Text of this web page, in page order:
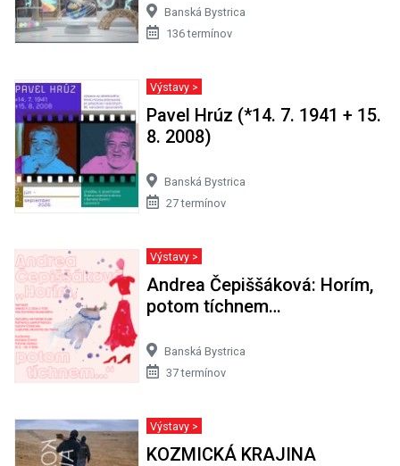
Banská Bystrica
136 termínov
Výstavy >
Pavel Hrúz (*14. 7. 1941 + 15.
8. 2008)
Banská Bystrica
27 termínov
Výstavy >
Andrea Čepiššáková: Horím,
potom tíchnem…
Banská Bystrica
37 termínov
Výstavy >
KOZMICKÁ KRAJINA